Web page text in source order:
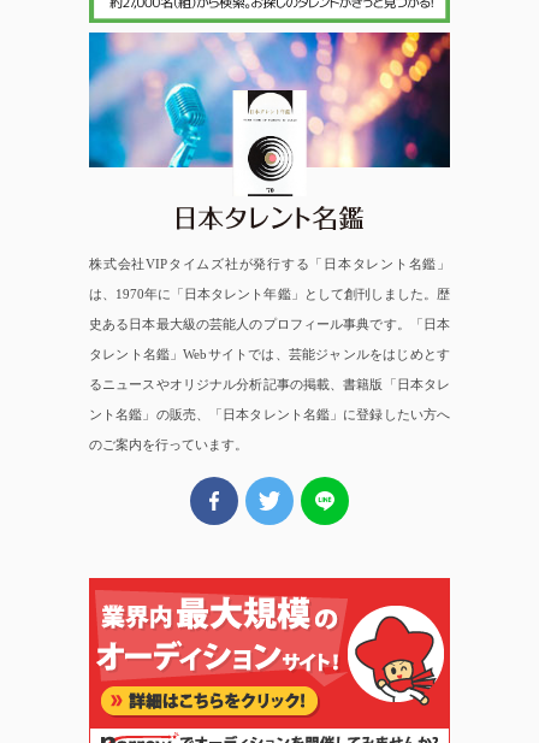
日本タレント名鑑
株式会社VIPタイムズ社が発行する「日本タレント名鑑」
は、1970年に「日本タレント年鑑」として創刊しました。歴
史ある日本最大級の芸能人のプロフィール事典です。「日本
タレント名鑑」Webサイトでは、芸能ジャンルをはじめとす
るニュースやオリジナル分析記事の掲載、書籍版「日本タレ
ント名鑑」の販売、「日本タレント名鑑」に登録したい方へ
のご案内を行っています。